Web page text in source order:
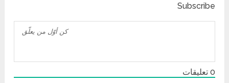
Subscribe
0 تعليقات